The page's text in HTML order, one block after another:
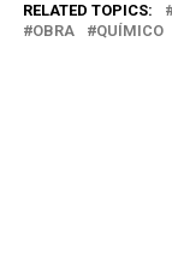
RELATED TOPICS:
OBRA
QUÍMICO